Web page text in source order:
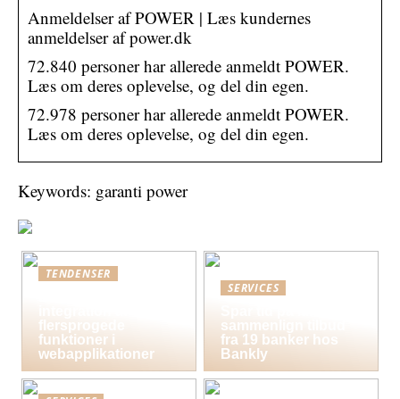
Anmeldelser af POWER | Læs kundernes
anmeldelser af power.dk
72.840 personer har allerede anmeldt POWER.
Læs om deres oplevelse, og del din egen.
72.978 personer har allerede anmeldt POWER.
Læs om deres oplevelse, og del din egen.
Keywords: garanti power
TENDENSER
flersprogede
funktioner i
webapplikationer
SERVICES
sammenlign tilbud
fra 19 banker hos
Bankly